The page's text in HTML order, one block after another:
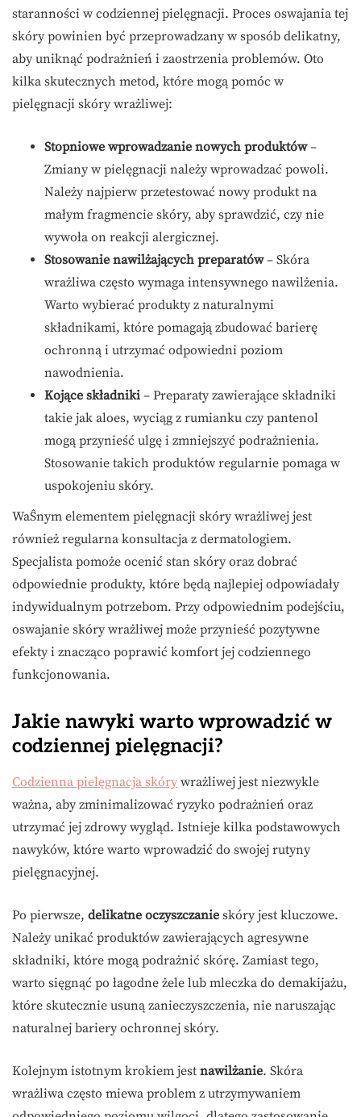
staranności w codziennej pielęgnacji. Proces oswajania tej
skóry powinien być przeprowadzany w sposób delikatny,
aby uniknąć podrażnień i zaostrzenia problemów. Oto
kilka skutecznych metod, które mogą pomóc w
pielęgnacji skóry wrażliwej:
Stopniowe wprowadzanie nowych produktów–
Zmiany w pielęgnacji należy wprowadzać powoli.
Należy najpierw przetestować nowy produkt na
małym fragmencie skóry, aby sprawdzić, czy nie
wywoła on reakcji alergicznej.
Stosowanie nawilżających preparatów– Skóra
wrażliwa często wymaga intensywnego nawilżenia.
Warto wybierać produkty z naturalnymi
składnikami, które pomagają zbudować barierę
ochronną i utrzymać odpowiedni poziom
nawodnienia.
Kojące składniki – Preparaty zawierające składniki
takie jak aloes, wyciąg z rumianku czy pantenol
mogą przynieść ulgę i zmniejszyć podrażnienia.
Stosowanie takich produktów regularnie pomaga w
uspokojeniu skóry.
WaŜnym elementem pielęgnacji skóry wrażliwej jest
również regularna konsultacja z dermatologiem.
Specjalista pomoże ocenić stan skóry oraz dobrać
odpowiednie produkty, które będą najlepiej odpowiadały
indywidualnym potrzebom. Przy odpowiednim podejściu,
oswajanie skóry wrażliwej może przynieść pozytywne
efekty i znacząco poprawić komfort jej codziennego
funkcjonowania.
Jakie nawyki warto wprowadzić w
codziennej pielęgnacji?
Codzienna pielęgnacja skóry wrażliwej jest niezwykle
ważna, aby zminimalizować ryzyko podrażnień oraz
utrzymać jej zdrowy wygląd. Istnieje kilka podstawowych
nawyków, które warto wprowadzić do swojej rutyny
pielęgnacyjnej.
Po pierwsze, delikatne oczyszczanie skóry jest kluczowe.
Należy unikać produktów zawierających agresywne
składniki, które mogą podrażnić skórę. Zamiast tego,
warto sięgnąć po łagodne żele lub mleczka do demakijażu,
które skutecznie usuną zanieczyszczenia, nie naruszając
naturalnej bariery ochronnej skóry.
Kolejnym istotnym krokiem jest nawilżanie. Skóra
wrażliwa często miewa problem z utrzymywaniem